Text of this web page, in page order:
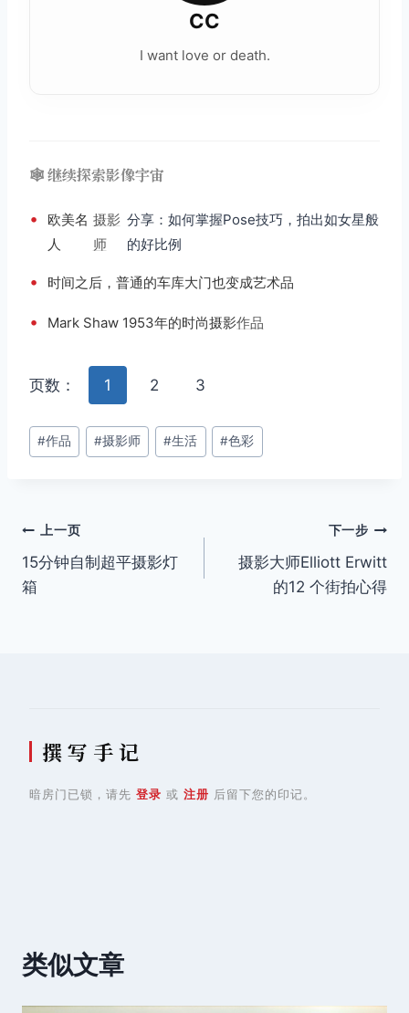
CC
I want love or death.
🕸️ 继续探索影像宇宙
•
欧美名
人
摄影
师
分享：如何掌握Pose技巧，拍出如女星般
的好比例
• 时间之后，普通的车库大门也变成艺术品
• Mark Shaw 1953年的时尚摄影作品
页数： 1 2 3
文
章
#作品 #摄影师 #生活 #色彩
文
章
上一页
15分钟自制超平摄影灯
箱
下一步
摄影大师Elliott Erwitt
的12 个街拍心得
撰 写 手 记
暗房门已锁，请先 登录 或 注册 后留下您的印记。
类似文章